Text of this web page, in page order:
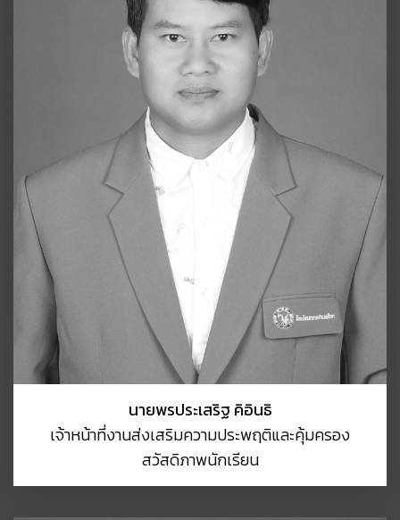
นายพรประเสริฐ คิอินธิ
เจ้าหน้าที่งานส่งเสริมความประพฤติและคุ้มครอง
สวัสดิภาพนักเรียน